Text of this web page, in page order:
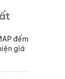
đếm
giá